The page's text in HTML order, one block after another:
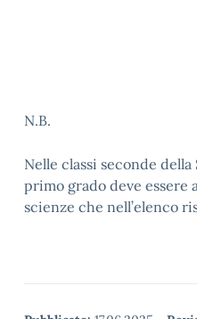
N.B.
Nelle classi seconde
primo grado deve essere
scienze che nell’elenco